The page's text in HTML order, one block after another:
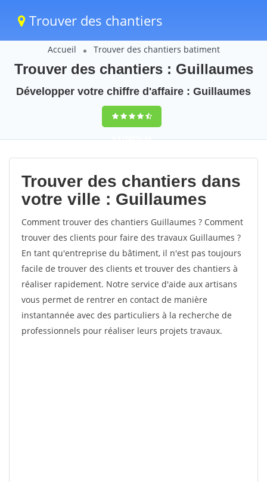
Trouver des chantiers
Accueil Trouver des chantiers batiment
Trouver des chantiers : Guillaumes
Développer votre chiffre d'affaire : Guillaumes
9,5(100%)43
votes
Trouver des chantiers dans
votre ville : Guillaumes
Comment trouver des chantiers Guillaumes ? Comment
trouver des clients pour faire des travaux Guillaumes ?
En tant qu'entreprise du bâtiment, il n'est pas toujours
facile de trouver des clients et trouver des chantiers à
réaliser rapidement. Notre service d'aide aux artisans
vous permet de rentrer en contact de manière
instantannée avec des particuliers à la recherche de
professionnels pour réaliser leurs projets travaux.